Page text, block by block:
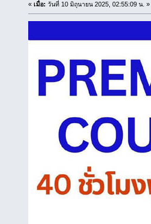
« เมื่อ: วันที่ 10 มิถุนายน 2025, 02:55:09 น. »